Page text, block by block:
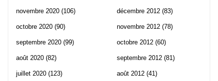
novembre 2020 (106)
octobre 2020 (90)
septembre 2020 (99)
août 2020 (82)
juillet 2020 (123)
décembre 2012 (83)
novembre 2012 (78)
octobre 2012 (60)
septembre 2012 (81)
août 2012 (41)